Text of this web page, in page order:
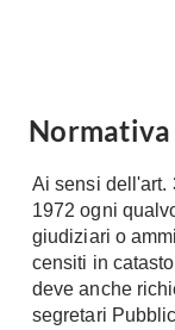
Mobili
Librerie
Vetrine
Pareti
Porta Tv
Normativa
Ai sensi dell'art.
1972 ogni
giudiziari o
censiti in
deve anche
segretari